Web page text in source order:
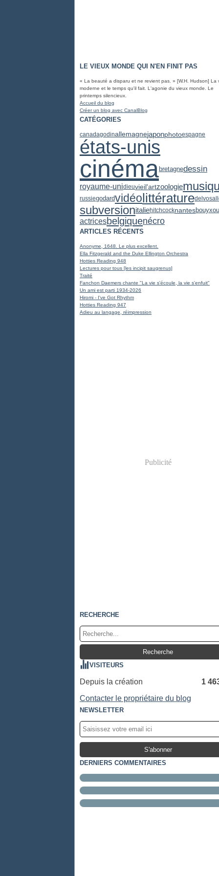
LE VIEUX MONDE QUI N'EN FINIT PAS
« La beauté a disparu et ne revient pas. » [W.H. Hudson] La
moderne et le temps qu'il fait. L'agonie du vieux monde. Le
printemps silencieux.
Accueil du blog
Créer un blog avec CanalBlog
CATÉGORIES
canadagodinallemagnejaponphotoespagne
états-unis
cinémabretagnedessin
royaume-unidieuvieil'artzoologie
russiegodardvidéo littérature
subversionitaliehitchcocknantesbouyxou
actricesbelgiquenécro
ARTICLES RÉCENTS
Anonyme, 1648. Le plus excellent.
Ella Fitzgerald and the Duke Ellington Orchestra
Hotties Reading 948
Lectures pour tous [les incipit saugrenus]
Traité
Fanchon Daemers chante "La vie s'écoule, la vie s'enfuit"
Un ami est parti 1934-2026
Hiromi - I've Got Rhythm
Hotties Reading 947
Adieu au langage, réimpression
Publicité
RECHERCHE
VISITEURS
Depuis la création
1
Contacter le propriétaire du blog
NEWSLETTER
DERNIERS COMMENTAIRES